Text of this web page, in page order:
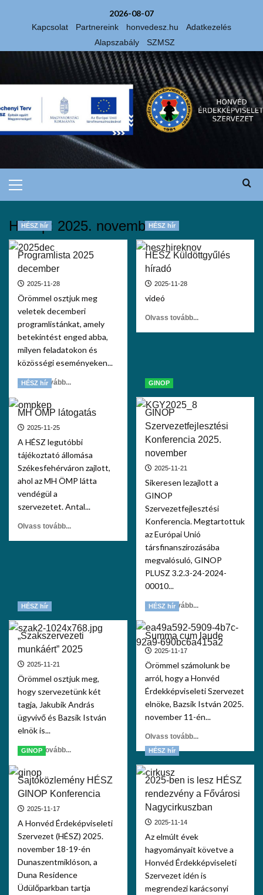
2026-08-07
Kapcsolat Partnereink honvedesz.hu
Adatkezelés
Alapszabály
SZMSZ
Hónap: 2025. november
HÉSZ hír
Programlista 2025
december
2025-11-28
Örömmel osztjuk meg
veletek decemberi
programlistánkat, amely
betekintést enged abba,
milyen feladatokon és
közösségi eseményeken...
Olvass tovább...
HÉSZ hír
HÉSZ Küldöttgyűlés
híradó
2025-11-28
videó
Olvass tovább...
HÉSZ hír
MH ÖMP látogatás
2025-11-25
A HÉSZ legutóbbi
tájékoztató állomása
Székesfehérváron zajlott,
ahol az MH ÖMP látta
vendégül a
szervezetet. Antal...
Olvass tovább...
GINOP
GINOP
Szervezetfejlesztési
Konferencia 2025.
november
2025-11-21
Sikeresen lezajlott a
GINOP
Szervezetfejlesztési
Konferencia. Megtartottuk
az Európai Unió
társfinanszírozásába
megvalósuló, GINOP
PLUSZ 3.2.3-24-2024-
00010...
Olvass tovább...
HÉSZ hír
„Szakszervezeti
munkáért” 2025
2025-11-21
Örömmel osztjuk meg,
hogy szervezetünk két
tagja, Jakubik András
ügyvivő és Bazsik István
elnök is...
Olvass tovább...
HÉSZ hír
Summa cum laude
2025-11-17
Örömmel számolunk be
arról, hogy a Honvéd
Érdekképviseleti Szervezet
elnöke, Bazsik István 2025.
november 11-én...
Olvass tovább...
GINOP
Sajtóközlemény HÉSZ
GINOP Konferencia
2025-11-17
A Honvéd Érdeképviseleti
Szervezet (HÉSZ) 2025.
november 18-19-én
Dunaszentmiklóson, a
Duna Residence
Üdülőparkban tartja
HÉSZ hír
2025-ben is lesz HÉSZ
rendezvény a Fővárosi
Nagycirkuszban
2025-11-14
Az elmúlt évek
hagyományait követve a
Honvéd Érdekképviseleti
Szervezet idén is
megrendezi karácsonyi